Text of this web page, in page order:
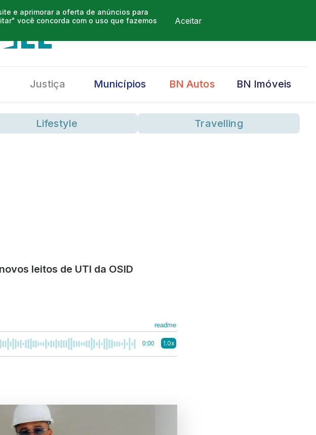
e aprimorar a oferta de anúncios para
você concorda com o uso que fazemos
Aceitar
Justiça Municípios BN Autos BN Imóveis
Lifestyle Travelling
leitos de UTI da OSID
readme
0:00 1.0x